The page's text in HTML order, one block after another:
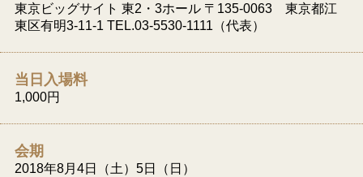
東京ビッグサイト 東2・3ホール 〒135-0063 東京都江
東区有明3-11-1 TEL.03-5530-1111（代表）
当日入場料
1,000円
会期
2018年8月4日（土）5日（日）